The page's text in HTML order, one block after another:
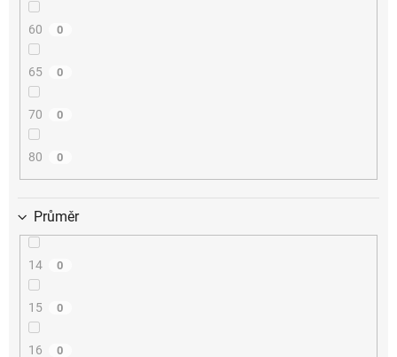
60 0
65 0
70 0
80 0
Průměr
14 0
15 0
16 0